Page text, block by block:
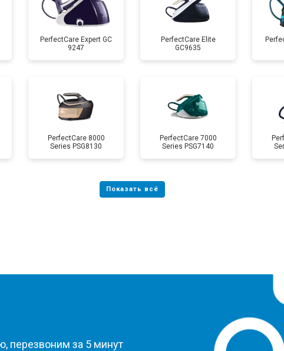
от 150 мин от
PerfectCare Expert GC
9247
PerfectCare Elite
GC9635
PerfectCare 8000
Series PSG8130
PerfectCare 7000
Series PSG7140
перезвоним за 5 минут